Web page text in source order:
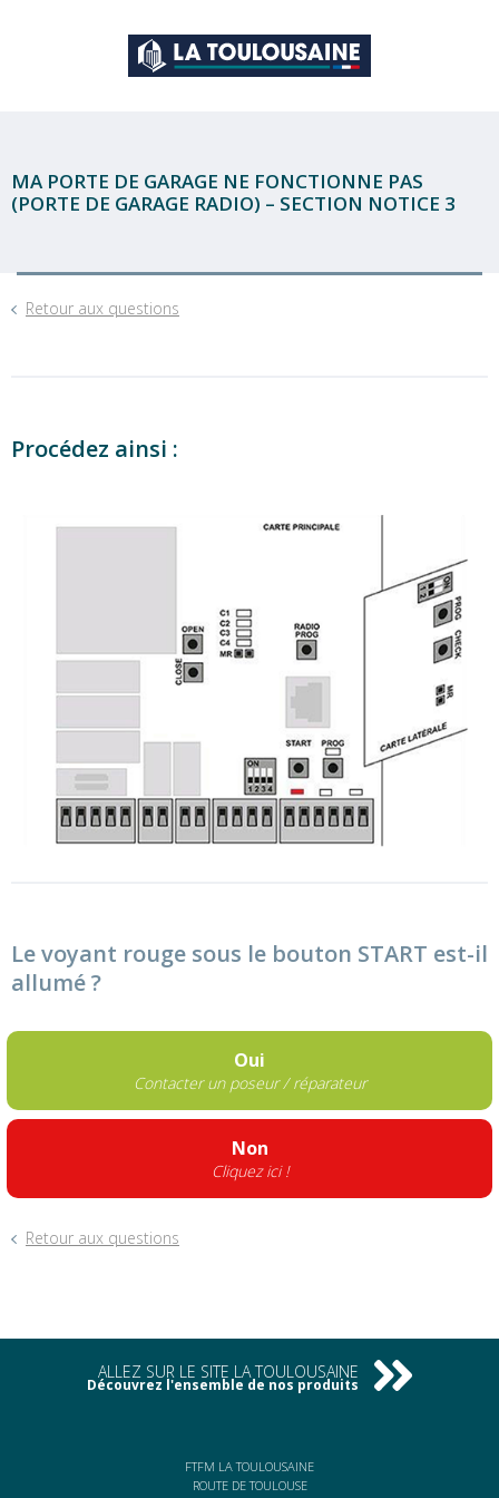
MA PORTE DE GARAGE NE FONCTIONNE PAS
(PORTE DE GARAGE RADIO) – SECTION NOTICE 3
Retour aux questions
Procédez ainsi :
Le voyant rouge sous le bouton START est-il
allumé ?
Oui
Contacter un poseur / réparateur
Non
Cliquez ici !
Retour aux questions
FTFM LA TOULOUSAINE
ROUTE DE TOULOUSE
ALLEZ SUR LE SITE LA TOULOUSAINE
Découvrez l'ensemble de nos produits